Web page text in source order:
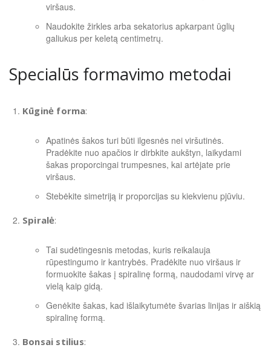
viršaus.
Naudokite žirkles arba sekatorius apkarpant ūglių
galiukus per keletą centimetrų.
Specialūs formavimo metodai
Kūginė forma:
Apatinės šakos turi būti ilgesnės nei viršutinės.
Pradėkite nuo apačios ir dirbkite aukštyn, laikydami
šakas proporcingai trumpesnes, kai artėjate prie
viršaus.
Stebėkite simetriją ir proporcijas su kiekvienu pjūviu.
Spiralė:
Tai sudėtingesnis metodas, kuris reikalauja
rūpestingumo ir kantrybės. Pradėkite nuo viršaus ir
formuokite šakas į spiralinę formą, naudodami virvę ar
vielą kaip gidą.
Genėkite šakas, kad išlaikytumėte švarias linijas ir aiškią
spiralinę formą.
Bonsai stilius: